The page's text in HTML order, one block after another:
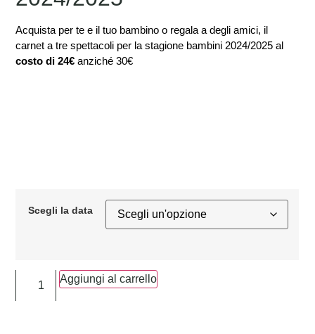
Acquista per te e il tuo bambino o regala a degli amici, il
carnet a tre spettacoli per la stagione bambini 2024/2025 al
costo di 24€ anziché 30€
Scegli la data
Aggiungi al carrello